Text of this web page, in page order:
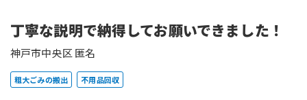
丁寧な説明で納得してお願いできました！
神戸市中央区 匿名
粗大ごみの搬出 不用品回収